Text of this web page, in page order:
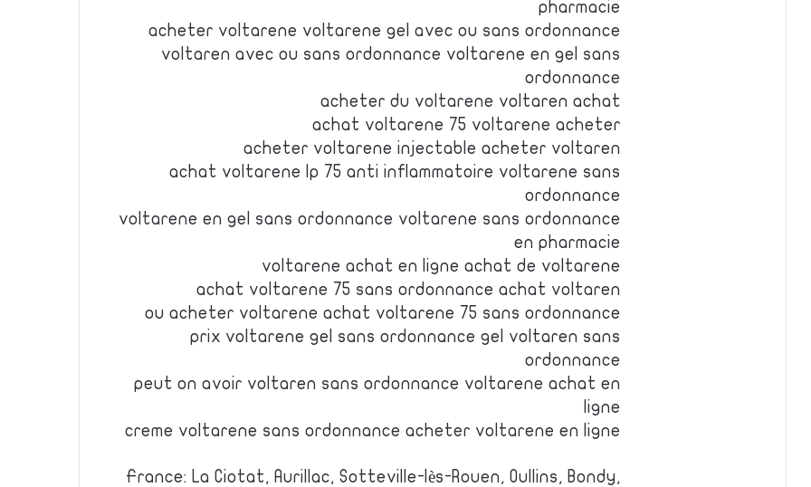
pharmacie
acheter voltarene voltarene gel avec ou sans ordonnance
voltaren avec ou sans ordonnance voltarene en gel sans
ordonnance
acheter du voltarene voltaren achat
achat voltarene 75 voltarene acheter
acheter voltarene injectable acheter voltaren
achat voltarene lp 75 anti inflammatoire voltarene sans
ordonnance
voltarene en gel sans ordonnance voltarene sans ordonnance
en pharmacie
voltarene achat en ligne achat de voltarene
achat voltarene 75 sans ordonnance achat voltaren
ou acheter voltarene achat voltarene 75 sans ordonnance
prix voltarene gel sans ordonnance gel voltaren sans
ordonnance
peut on avoir voltaren sans ordonnance voltarene achat en
ligne
creme voltarene sans ordonnance acheter voltarene en ligne
France: La Ciotat, Aurillac, Sotteville-lès-Rouen, Oullins, Bondy,